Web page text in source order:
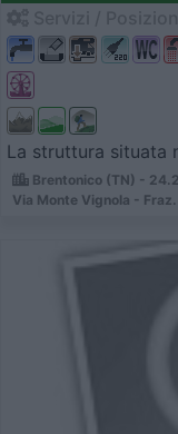
La struttura situata
Brentonico (TN) -
Via Monte Vignola -